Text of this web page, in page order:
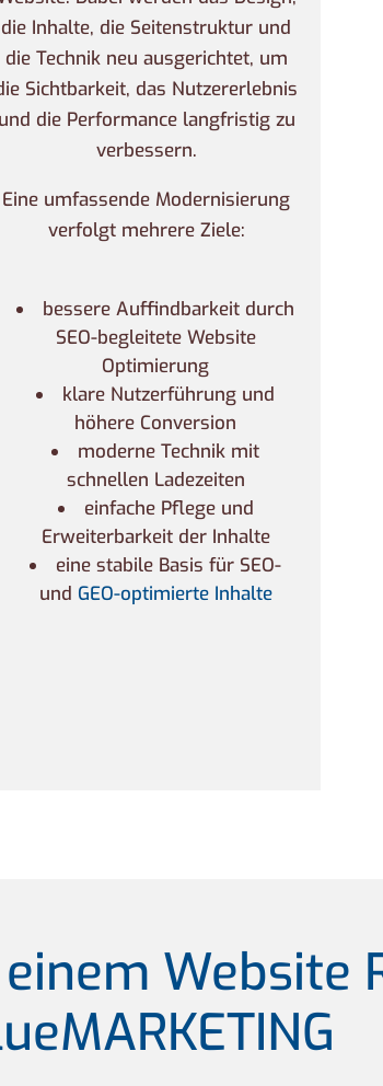
die Inhalte, die Seitenstruktur und
die Technik neu ausgerichtet, um
Sichtbarkeit, das Nutzererlebnis
und die Performance langfristig zu
verbessern.
Eine umfassende Modernisierung
verfolgt mehrere Ziele:
bessere Auffindbarkeit durch
SEO-begleitete Website
Optimierung
klare Nutzerführung und
höhere Conversion
moderne Technik mit
schnellen Ladezeiten
einfache Pflege und
Erweiterbarkeit der Inhalte
eine stabile Basis für SEO-
und GEO-optimierte Inhalte
Website